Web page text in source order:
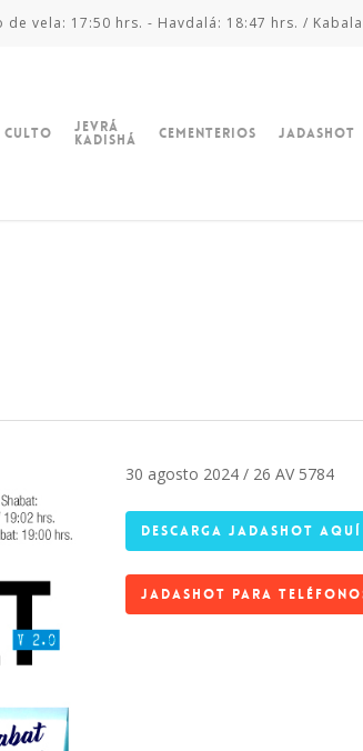
de vela: 17:50 hrs. - Havdalá: 18:47 hrs. /
Culto Jevrá
Kadishá Cementerios Jadashot
30 agosto 2024 / 26 AV 5784
DESCARGA JADASHOT AQUÍ
JADASHOT PARA